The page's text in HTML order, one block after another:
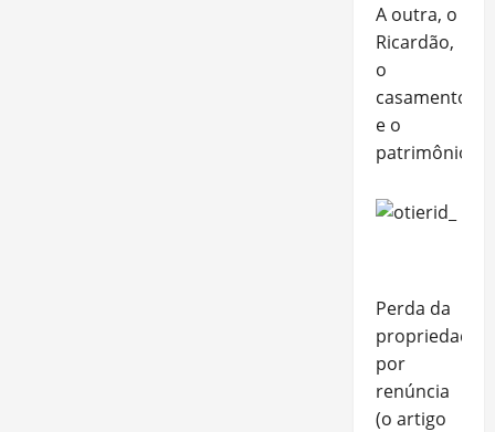
A outra, o
Ricardão,
o
casamento
e o
patrimônio
Perda da
propriedade
por
renúncia
(o artigo